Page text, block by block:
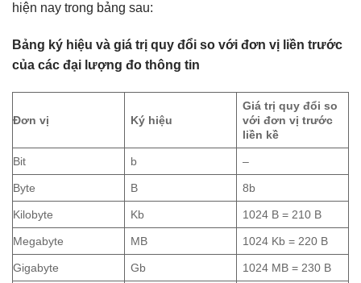
hiện nay trong bảng sau:
Bảng ký hiệu và giá trị quy đổi so với đơn vị liền trước
của các đại lượng đo thông tin
Đơn vị Ký hiệu
Giá trị quy đổi so
với đơn vị trước
liền kề
Bit b –
Byte B 8b
Kilobyte Kb 1024 B = 210 B
Megabyte MB 1024 Kb = 220 B
Gigabyte Gb 1024 MB = 230 B